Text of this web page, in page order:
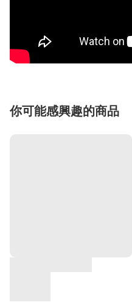
你可能感興趣的商品